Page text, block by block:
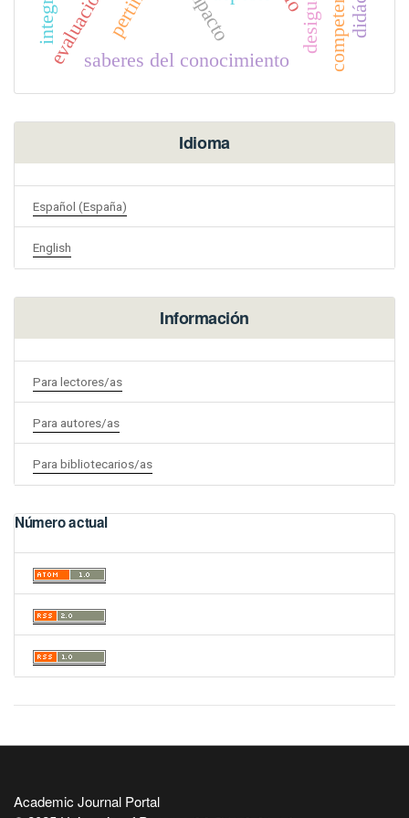
saberes del conocimiento
Idioma
Español (España)
English
Información
Para lectores/as
Para autores/as
Para bibliotecarios/as
Número actual
Academic Journal Portal